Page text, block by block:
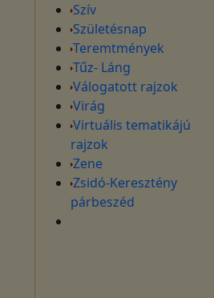
Szív
Születésnap
Teremtmények
Tűz- Láng
Válogatott rajzok
Virág
Virtuális tematikájú
rajzok
Zene
Zsidó-Keresztény
párbeszéd